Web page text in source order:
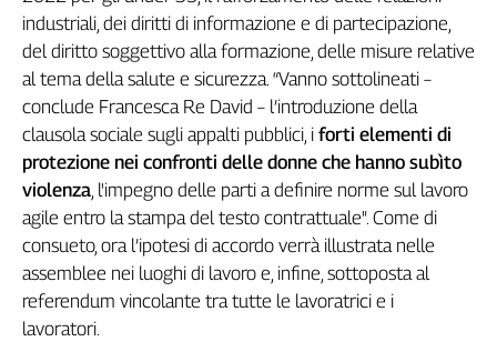
Abruzzo-
Molise
Alto
Basilicata
Calabria
Campania
Emilia-
Romagna
Venezia
Giulia
Lazio
industriali, dei diritti di informazione e di partecipazione,
del diritto soggettivo alla formazione, delle misure relative
al tema della salute e sicurezza. “Vanno sottolineati –
conclude Francesca Re David – l’introduzione della
clausola sociale sugli appalti pubblici, i forti elementi di
protezione nei confronti delle donne che hanno subìto
violenza, l'impegno delle parti a definire norme sul lavoro
agile entro la stampa del testo contrattuale". Come di
consueto, ora l’ipotesi di accordo verrà illustrata nelle
assemblee nei luoghi di lavoro e, infine, sottoposta al
referendum vincolante tra tutte le lavoratrici e i
lavoratori.